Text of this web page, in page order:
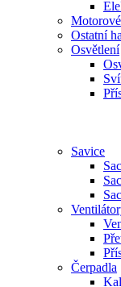
Ostatní
Osvětlení
Savice
Čerpadla